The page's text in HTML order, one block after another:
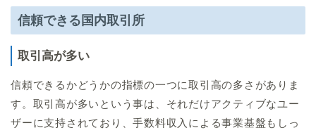
信頼できる国内取引所
取引高が多い
信頼できるかどうかの指標の一つに取引高の多さがありま
す。取引高が多いという事は、それだけアクティブなユー
ザーに支持されており、手数料収入による事業基盤もしっ